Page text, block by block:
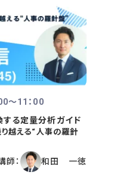
〜11：00
する定量分析ガイド
り越える“人事の羅針
師： 和田 一徳